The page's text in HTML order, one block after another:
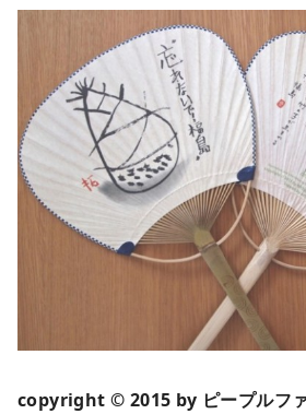
copyright © 2015 by ピープル